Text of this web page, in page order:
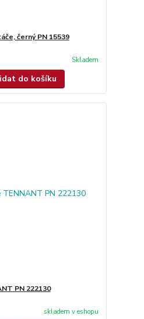
černý PN 15539
Skladem
do košíku
PN 222130
skladem v eshopu